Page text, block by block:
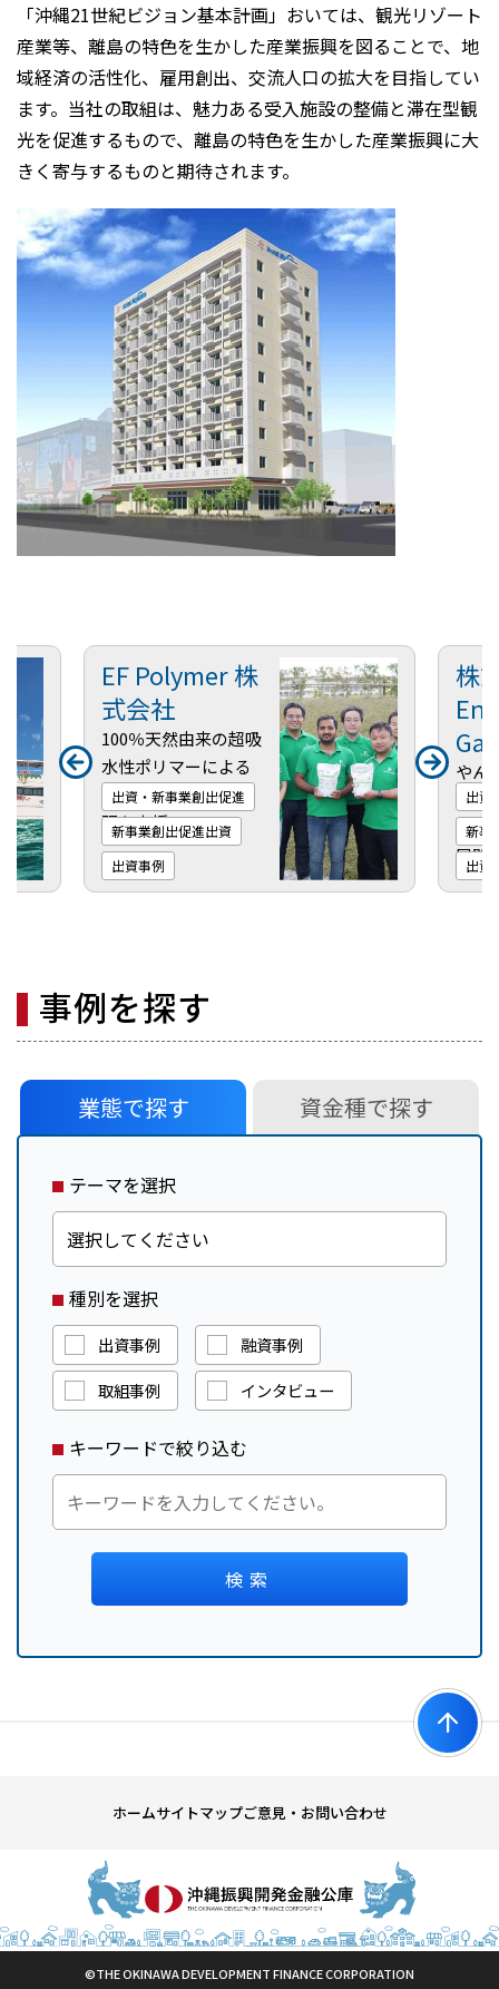
「沖縄21世紀ビジョン基本計画」おいては、観光リゾート
産業等、離島の特色を生かした産業振興を図ることで、地
域経済の活性化、雇用創出、交流人口の拡大を目指してい
ます。当社の取組は、魅力ある受入施設の整備と滞在型観
光を促進するもので、離島の特色を生かした産業振興に大
きく寄与するものと期待されます。
EF Polymer 株
式会社
100％天然由来の超吸
水性ポリマーによる
持続可能な農業の実
現を支援
出資・新事業創出促進
新事業創出促進出資
出資事例
株
やん
や
た
展開
出資
新事
出資
事例を探す
業態で探す 資金種で探す
テーマを選択
種別を選択
出資事例
融資事例
取組事例
インタビュー
キーワードで絞り込む
検索
ホームサイトマップご意見・お問い合わせ
©THE OKINAWA DEVELOPMENT FINANCE CORPORATION